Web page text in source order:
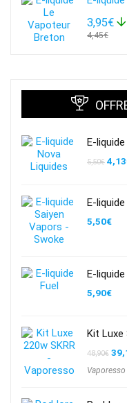
3,95€
4,45€
E-
5,50€ 4,13
E-
5,50€
E-liquide
5,90€
Kit Luxe
48,90€
Vaporesso